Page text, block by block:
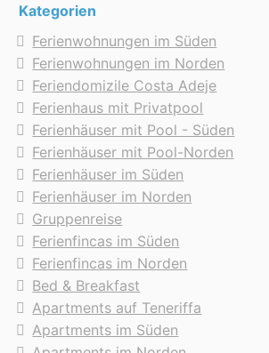
Kategorien
Ferienwohnungen im Süden
Ferienwohnungen im Norden
Feriendomizile Costa Adeje
Ferienhaus mit Privatpool
Ferienhäuser mit Pool - Süden
Ferienhäuser mit Pool-Norden
Ferienhäuser im Süden
Ferienhäuser im Norden
Gruppenreise
Ferienfincas im Süden
Ferienfincas im Norden
Bed & Breakfast
Apartments auf Teneriffa
Apartments im Süden